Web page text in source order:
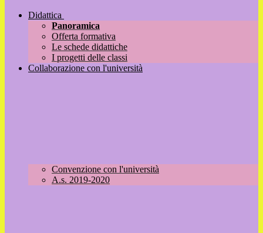
Didattica
Panoramica
Offerta formativa
Le schede didattiche
I progetti delle classi
Collaborazione con l'università
Convenzione con l'università
A.s. 2019-2020